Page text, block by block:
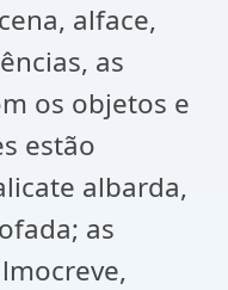
alface,
as
os objetos e
estão
albarda,
as